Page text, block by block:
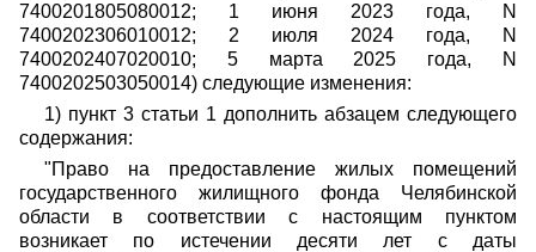
7400201805080012; 1 июня 2023 года, N
7400202306010012; 2 июля 2024 года, N
7400202407020010; 5 марта 2025 года, N
7400202503050014) следующие изменения:
1) пункт 3 статьи 1 дополнить абзацем следующего
содержания:
"Право на предоставление жилых помещений
государственного жилищного фонда Челябинской
области в соответствии с настоящим пунктом
возникает по истечении десяти лет с даты